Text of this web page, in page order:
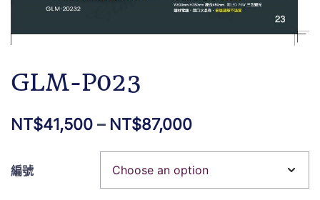
GLM-P023
NT$41,500 – NT$87,000
編號